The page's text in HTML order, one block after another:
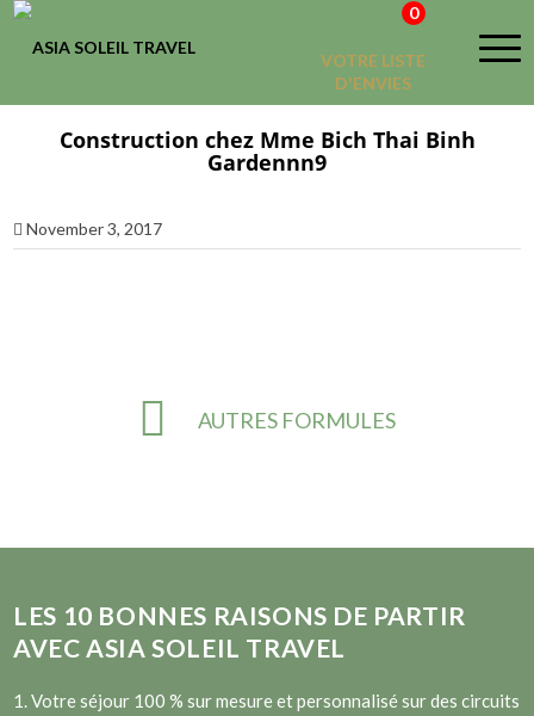
VOTRE LISTE
D'ENVIES
0
Construction chez Mme Bich Thai Binh
Gardennn9
November 3, 2017
AUTRES FORMULES
LES 10 BONNES RAISONS DE PARTIR
AVEC ASIA SOLEIL TRAVEL
1. Votre séjour 100 % sur mesure et personnalisé sur des circuits